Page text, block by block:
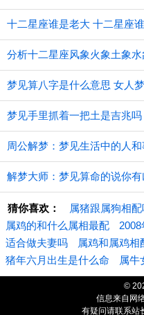
十二星座谁是老大 十二星座
分析十二星座风象火象土象
梦见算八字是什么意思 女人
梦见手里抓着一把土是吉兆吗
周公解梦：梦见生活中的人
解梦大师：梦见算命的说你
猜你喜欢： 属猪跟属狗相
属鸡的和什么属相最配
适合做夫妻吗
属鸡和属鸡相
猪年六月出生是什么命
属牛
©
信息来自网
有疑问请联系站